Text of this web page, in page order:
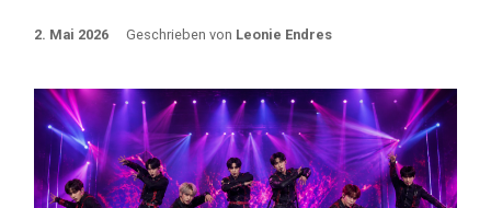
2. Mai 2026 Geschrieben von Leonie Endres